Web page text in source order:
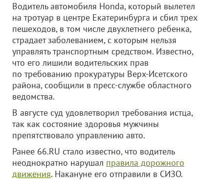
Водитель автомобиля Honda, который вылетел
на тротуар в центре Екатеринбурга и сбил трех
пешеходов, в том числе двухлетнего ребенка,
страдает заболеванием, с которым нельзя
управлять транспортным средством. Известно,
что его лишили водительских прав
по требованию прокуратуры Верх-Исетского
района, сообщили в пресс-службе областного
ведомства.
В августе суд удовлетворил требования истца,
так как состояние здоровья мужчины
препятствовало управлению авто.
Ранее 66.RU стало известно, что водитель
неоднократно нарушал правила дорожного
движения. Накануне его отправили в СИЗО.